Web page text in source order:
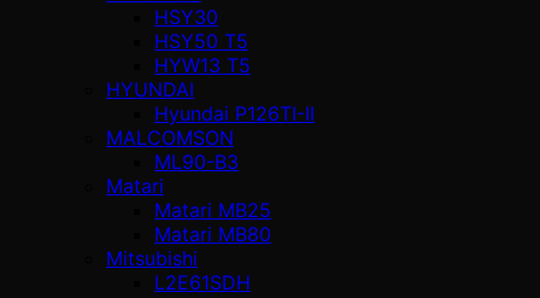
HSY30
HSY50 T5
HYW13 T5
HYUNDAI
Hyundai P126TI-II
MALCOMSON
ML90-B3
Matari
Matari MB25
Matari MB80
Mitsubishi
L2E61SDH